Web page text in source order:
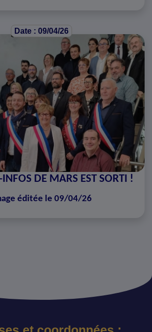
Date : 09/04/26
INFOS DE MARS EST SORTI !
éditée le 09/04/26